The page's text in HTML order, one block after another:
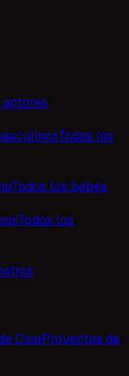
actores
Todos los
Todos los bebés
Todos los
CineProyectos de